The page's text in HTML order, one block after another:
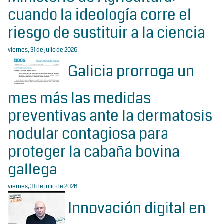
cuando la ideología corre el
riesgo de sustituir a la ciencia
viernes, 31 de julio de 2026
Galicia prorroga un
mes más las medidas
preventivas ante la dermatosis
nodular contagiosa para
proteger la cabaña bovina
gallega
viernes, 31 de julio de 2026
Innovación digital en